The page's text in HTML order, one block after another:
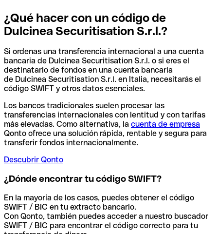
¿Qué hacer con un código de
Dulcinea Securitisation S.r.l.?
Si ordenas una transferencia internacional a una cuenta
bancaria de Dulcinea Securitisation S.r.l. o si eres el
destinatario de fondos en una cuenta bancaria
de Dulcinea Securitisation S.r.l. en Italia, necesitarás el
código SWIFT y otros datos esenciales.
Los bancos tradicionales suelen procesar las
transferencias internacionales con lentitud y con tarifas
más elevadas. Como alternativa, la cuenta de empresa
Qonto ofrece una solución rápida, rentable y segura para
transferir fondos internacionalmente.
Descubrir Qonto
¿Dónde encontrar tu código SWIFT?
En la mayoría de los casos, puedes obtener el código
SWIFT / BIC en tu extracto bancario.
Con Qonto, también puedes acceder a nuestro buscador
SWIFT / BIC para encontrar el código correcto para tu